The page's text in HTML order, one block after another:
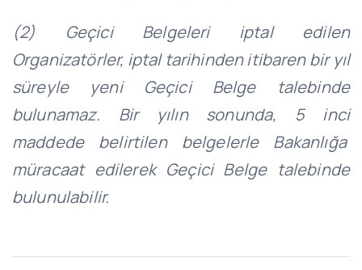
(2) Geçici Belgeleri iptal edilen
Organizatörler, iptal tarihinden itibaren bir yıl
süreyle yeni Geçici Belge talebinde
bulunamaz. Bir yılın sonunda, 5 inci
maddede belirtilen belgelerle Bakanlığa
müracaat edilerek Geçici Belge talebinde
bulunulabilir.